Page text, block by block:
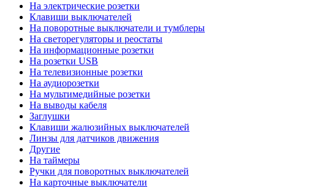
На электрические розетки
Клавиши выключателей
На поворотные выключатели и тумблеры
На светорегуляторы и реостаты
На информационные розетки
На розетки USB
На телевизионные розетки
На аудиорозетки
На мультимедийные розетки
На выводы кабеля
Заглушки
Клавиши жалюзийных выключателей
Линзы для датчиков движения
Другие
На таймеры
Ручки для поворотных выключателей
На карточные выключатели